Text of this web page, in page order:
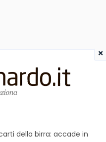
della birra: accade in
×